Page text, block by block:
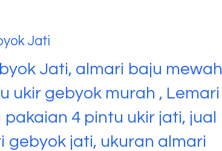
Jati
Jati, almari baju mewah
ukir gebyok murah , Lemari
4 pintu ukir jati, jual
gebyok jati, ukuran almari